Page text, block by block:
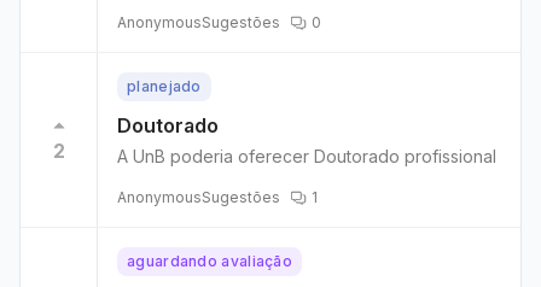
AnonymousSugestões 0
2
planejado
Doutorado
A UnB poderia oferecer Doutorado profissional
AnonymousSugestões 1
aguardando avaliação